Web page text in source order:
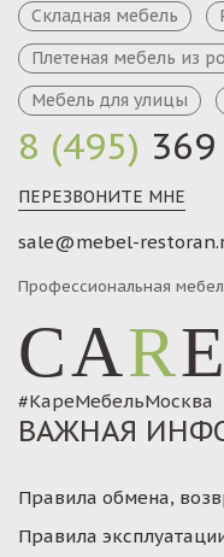
8 (495)
ПЕРЕЗВОНИТЕ МНЕ
sale@mebel-
Профессиональная
CARE
#КареМебельМосква
Складная мебель
Плетеная мебель из
Мебель для улицы
ВАЖНАЯ
Правила обмена,
Правила